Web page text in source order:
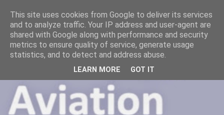
This site uses cookies from Google to deliver its services
and to analyze traffic. Your IP address and user-agent are
shared with Google along with performance and security
metrics to ensure quality of service, generate usage
statistics, and to detect and address abuse.
LEARN MORE GOT IT